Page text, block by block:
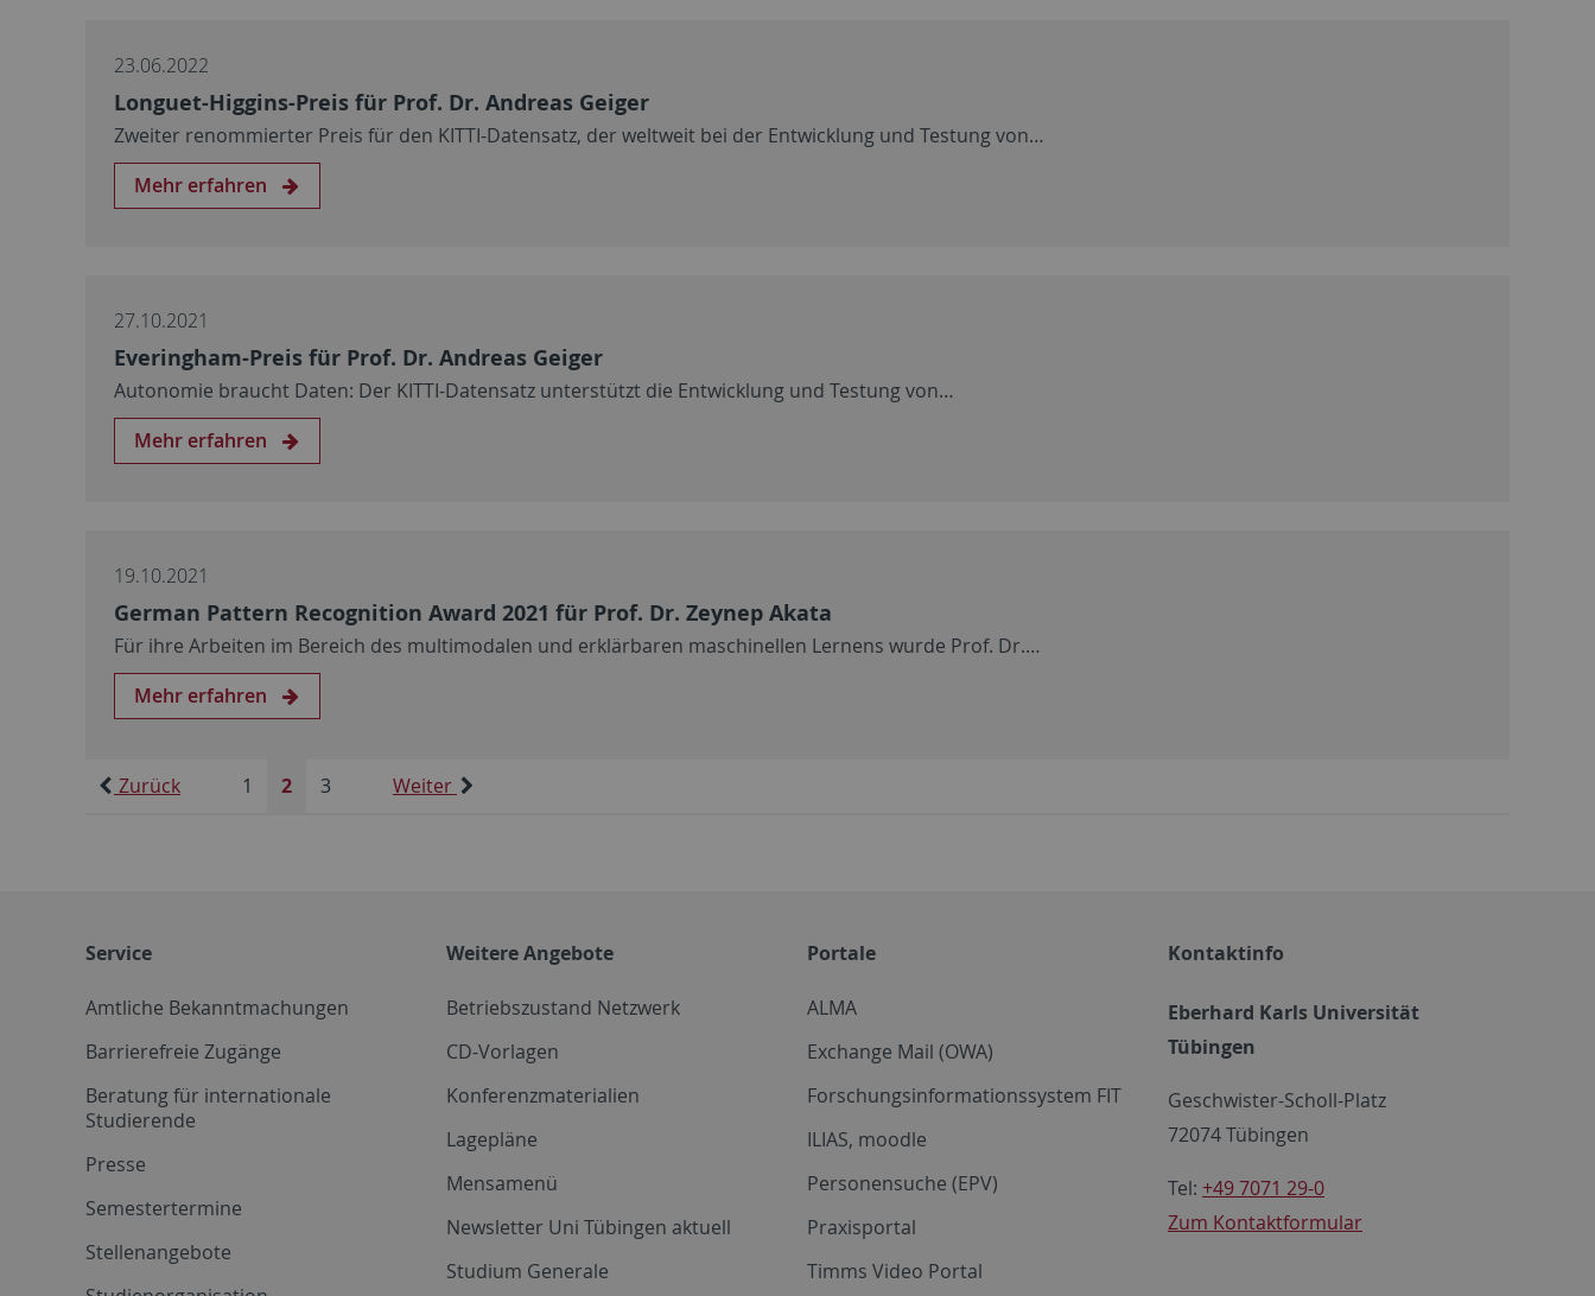
23.06.2022
Longuet-Higgins-Preis für Prof. Dr. Andreas Geiger
Zweiter renommierter Preis für den KITTI-Datensatz, der weltweit bei der Entwicklung und Testung von…
Mehr erfahren
27.10.2021
Everingham-Preis für Prof. Dr. Andreas Geiger
Autonomie braucht Daten: Der KITTI-Datensatz unterstützt die Entwicklung und Testung von…
Mehr erfahren
19.10.2021
German Pattern Recognition Award 2021 für Prof. Dr. Zeynep Akata
Für ihre Arbeiten im Bereich des multimodalen und erklärbaren maschinellen Lernens wurde Prof. Dr.…
Mehr erfahren
Zurück 1 2 3 Weiter
Service
Amtliche Bekanntmachungen
Barrierefreie Zugänge
Beratung für internationale
Studierende
Presse
Semestertermine
Stellenangebote
Weitere Angebote
Betriebszustand Netzwerk
CD-Vorlagen
Konferenzmaterialien
Lagepläne
Mensamenü
Newsletter Uni Tübingen aktuell
Studium Generale
Portale
ALMA
Exchange Mail (OWA)
Forschungsinformationssystem FIT
ILIAS, moodle
Personensuche (EPV)
Praxisportal
Timms Video Portal
Kontaktinfo
Eberhard Karls Universität
Tübingen
Geschwister-Scholl-Platz
72074 Tübingen
Tel: +49 7071 29-0
Zum Kontaktformular